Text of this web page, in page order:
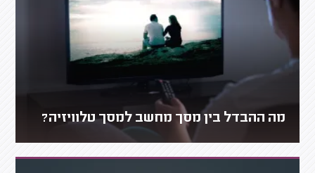
מה ההבדל בין מסך מחשב למסך טלוויזיה?